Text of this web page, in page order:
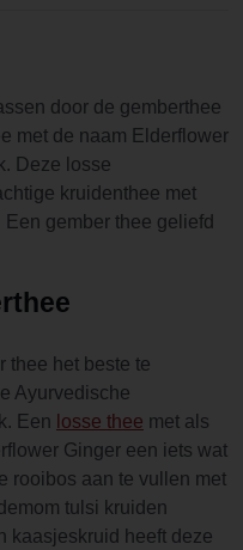
door de gemberthee
met de naam Elderflower
Deze losse
kruidenthee met
gember thee geliefd
thee het beste te
Ayurvedische
Een losse thee met als
Ginger een iets wat
rooibos aan te vullen met
tulsi kruiden
kaasjeskruid heeft deze